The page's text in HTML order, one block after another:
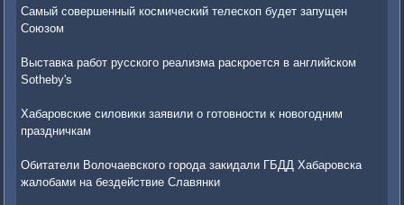
Самый совершенный космический телескоп будет запущен
Союзом
Выставка работ русского реализма раскроется в английском
Sotheby's
Хабаровские силовики заявили о готовности к новогодним
праздничкам
Обитатели Волочаевского города закидали ГБДД Хабаровска
жалобами на бездействие Славянки